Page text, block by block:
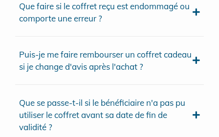
Que faire si le coffret reçu est endommagé ou
comporte une erreur ?
Puis-je me faire rembourser un coffret cadeau
si je change d'avis après l'achat ?
Que se passe-t-il si le bénéficiaire n'a pas pu
utiliser le coffret avant sa date de fin de
validité ?